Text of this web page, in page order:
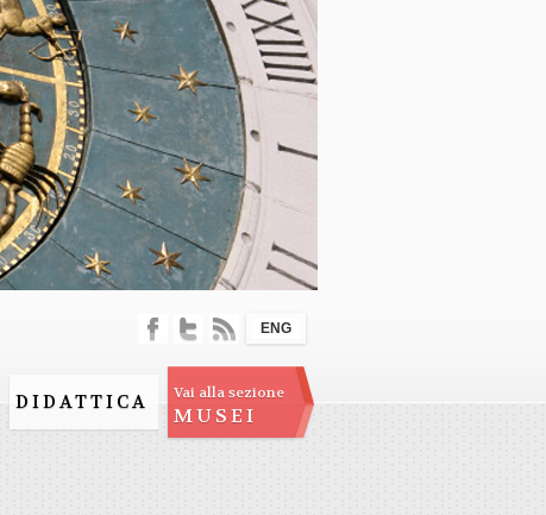
DIDATTICA Vai alla sezione
MUSEI
ENG